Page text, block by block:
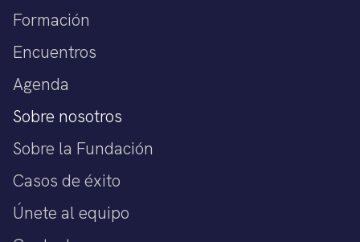
Formación
Encuentros
Agenda
Sobre nosotros
Sobre la Fundación
Casos de éxito
Únete al equipo